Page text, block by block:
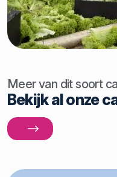
Meer van dit soort
Bekijk al onze